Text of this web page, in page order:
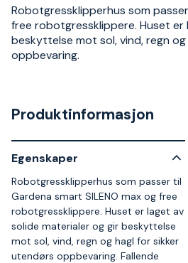
Robotgressklipperhus som
free robotgressklippere. Huset
beskyttelse mot sol, vind, regn
oppbevaring.
Produktinformasjon
Egenskaper
Robotgressklipperhus som passer til
Gardena smart SILENO max og free
robotgressklippere. Huset er laget av
solide materialer og gir beskyttelse
mot sol, vind, regn og hagl for sikker
utendørs oppbevaring. Fallende